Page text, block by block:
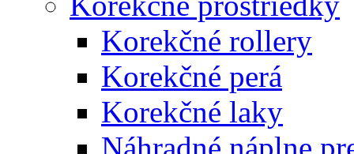
Korekčné rollery
Korekčné perá
Korekčné laky
Náhradné náplne